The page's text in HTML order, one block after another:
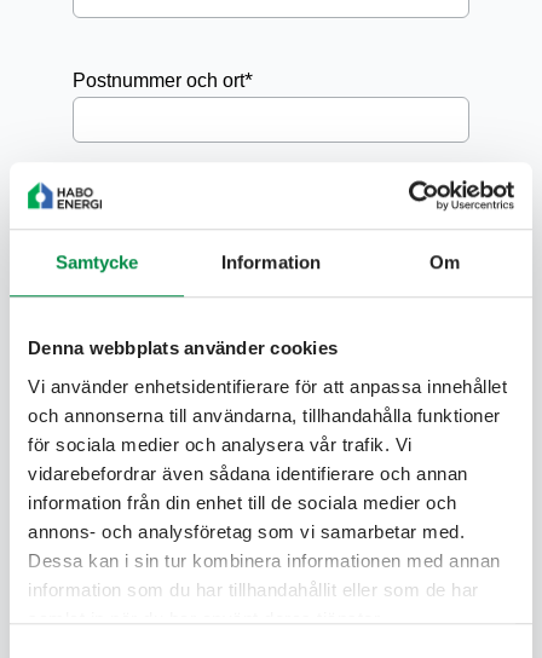
Samtycke Information Om
Denna webbplats använder cookies
Vi använder enhetsidentifierare för att anpassa innehållet
och annonserna till användarna, tillhandahålla funktioner
för sociala medier och analysera vår trafik. Vi
vidarebefordrar även sådana identifierare och annan
information från din enhet till de sociala medier och
annons- och analysföretag som vi samarbetar med.
Dessa kan i sin tur kombinera informationen med annan
information som du har tillhandahållit eller som de har
samlat in när du har använt deras tjänster.
Postnummer och ort*
Hur vill du välja elhandelsföretag?
Jag vill bli kontaktad av Habo Energi för att
få hjälp att välja elhandelsavtal
Jag tar själv kontakt med ett
När får du tillträde till ditt boende? Datumet
Vilken bank använder du?
Är du ansluten till Kivra kommer din faktura